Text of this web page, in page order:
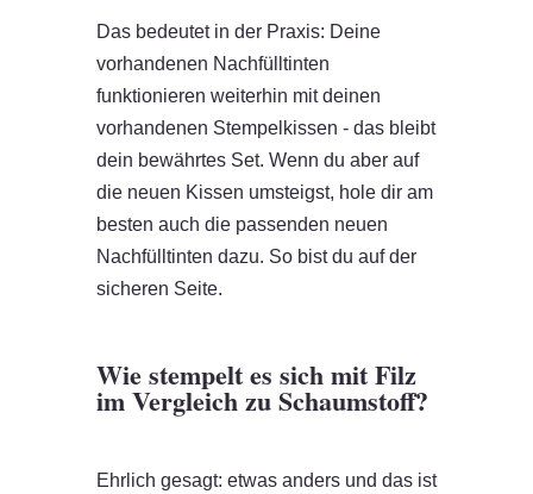
Das bedeutet in der Praxis: Deine
vorhandenen Nachfülltinten
funktionieren weiterhin mit deinen
vorhandenen Stempelkissen - das bleibt
dein bewährtes Set. Wenn du aber auf
die neuen Kissen umsteigst, hole dir am
besten auch die passenden neuen
Nachfülltinten dazu. So bist du auf der
sicheren Seite.
Wie stempelt es sich mit Filz
im Vergleich zu Schaumstoff?
Ehrlich gesagt: etwas anders und das ist